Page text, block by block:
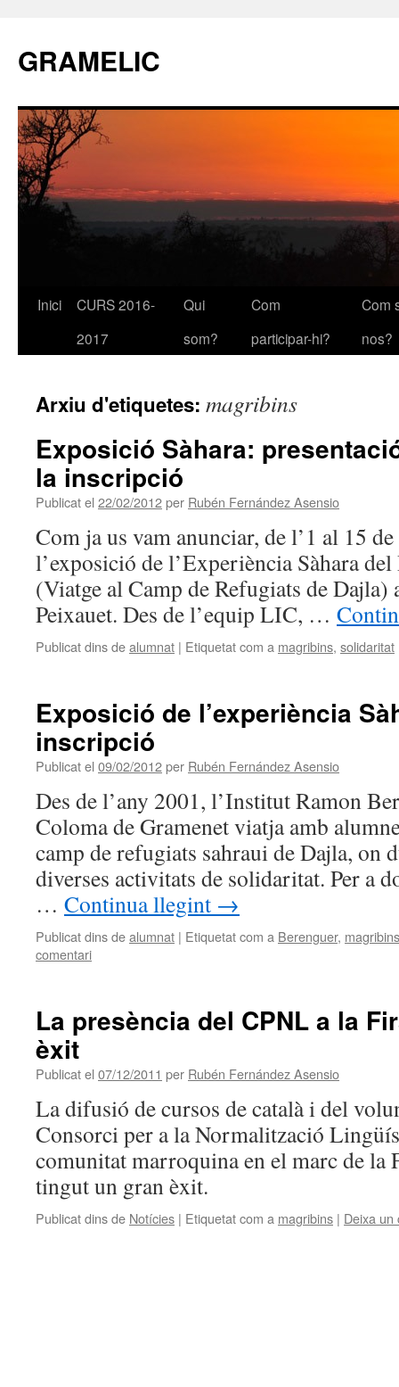
GRAMELIC
Vés
Inici
CURS 2016-
2017
Qui
som?
Com
participar-hi?
Com
nos?
Arxiu d'etiquetes: magribins
Exposició Sàhara:
la inscripció
Publicat el 22/02/2012per Rubén Fernández Asensio
Com ja us vam anunciar, de l’1 al 15
l’exposició de l’Experiència Sàhara
(Viatge al Camp de Refugiats de Dajla)
Peixauet. Des de l’equip LIC, …
Publicat dins dealumnat | Etiquetat com a magribins, solidaritat
Exposició de l’experiència
inscripció
Publicat el 09/02/2012per Rubén Fernández Asensio
Des de l’any 2001, l’Institut Ramon
Coloma de Gramenet viatja amb
camp de refugiats sahraui de Dajla, on
diverses activitats de solidaritat. Per a
… Continua llegint →
Publicat dins dealumnat | Etiquetat com a Berenguer, magribins
comentari
La presència del CPNL a la
èxit
Publicat el 07/12/2011 per Rubén Fernández Asensio
La difusió de cursos de català i del
Consorci per a la Normalització
comunitat marroquina en el marc de la
tingut un gran èxit.
Publicat dins de Notícies | Etiquetat com a magribins | Deixa un